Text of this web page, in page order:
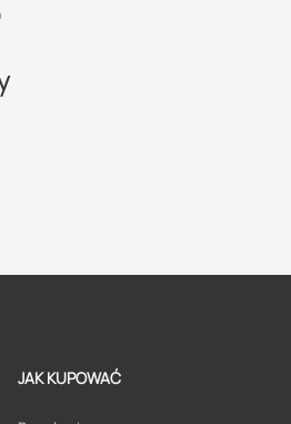
JAK KUPOWAĆ